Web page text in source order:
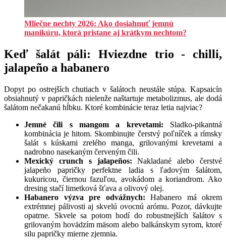
Mliečne nechty 2026: Ako dosiahnuť jemnú
manikúru, ktorá pristane aj krátkym nechtom?
Keď šalát páli: Hviezdne trio - chilli,
jalapeño a habanero
Dopyt po ostrejších chutiach v šalátoch neustále stúpa. Kapsaicín
obsiahnutý v papričkách nielenže naštartuje metabolizmus, ale dodá
šalátom nečakanú hĺbku. Ktoré kombinácie teraz letia najviac?
Jemné čili s mangom a krevetami: Sladko-pikantná
kombinácia je hitom. Skombinujte čerstvý poľníček a rímsky
šalát s kúskami zrelého manga, grilovanými krevetami a
nadrobno nasekaným červeným čili.
Mexický crunch s jalapeños:Nakladané alebo čerstvé
jalapeño papričky perfektne ladia s ľadovým šalátom,
kukuricou, čiernou fazuľou, avokádom a koriandrom. Ako
dresing stačí limetková šťava a olivový olej.
Habanero výzva pre odvážnych: Habanero má okrem
extrémnej pálivosti aj skvelú ovocnú arómu. Pozor, dávkujte
opatrne. Skvele sa potom hodí do robustnejších šalátov s
grilovaným hovädzím mäsom alebo balkánskym syrom, ktoré
silu papričky mierne zjemnia.